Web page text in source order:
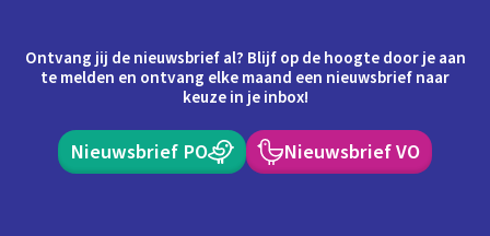
Ontvang jij de nieuwsbrief al? Blijf op de hoogte door je aan
te melden en ontvang elke maand een nieuwsbrief naar
keuze in je inbox!
Nieuwsbrief PO Nieuwsbrief VO